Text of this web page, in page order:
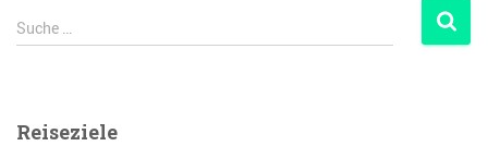
Suche …
Reiseziele